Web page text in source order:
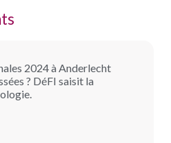
2024 à Anderlecht
? DéFI saisit la